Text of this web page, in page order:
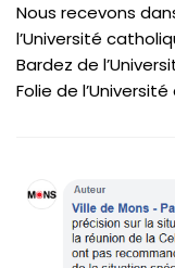
Nous recevons
l’Université
Bardez de
Folie de